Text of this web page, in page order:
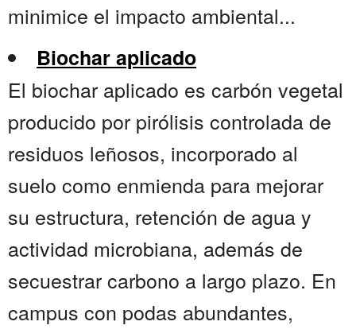
minimice el impacto ambiental...
Biochar aplicado
El biochar aplicado es carbón vegetal
producido por pirólisis controlada de
residuos leñosos, incorporado al
suelo como enmienda para mejorar
su estructura, retención de agua y
actividad microbiana, además de
secuestrar carbono a largo plazo. En
campus con podas abundantes,